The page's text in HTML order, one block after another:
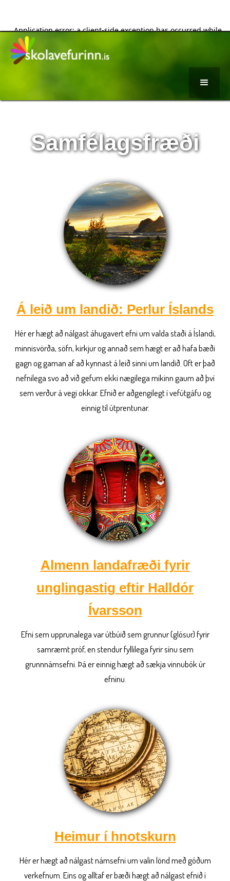
Samfélagsfræði
Á leið um landið: Perlur Íslands
Hér er hægt að nálgast áhugavert efni um valda staði á Íslandi,
minnisvörða, söfn, kirkjur og annað sem hægt er að hafa bæði
gagn og gaman af að kynnast á leið sinni um landið. Oft er það
nefnilega svo að við gefum ekki nægilega mikinn gaum að því
sem verður á vegi okkar. Efnið er aðgengilegt í vefútgáfu og
einnig til útprentunar.
Almenn landafræði fyrir
unglingastig eftir Halldór
Ívarsson
Efni sem upprunalega var útbúið sem grunnur (glósur) fyrir
samræmt próf, en stendur fyllilega fyrir sínu sem
grunnnámsefni. Þá er einnig hægt að sækja vinnubók úr
efninu.
Heimur í hnotskurn
Hér er hægt að nálgast námsefni um valin lönd með góðum
verkefnum. Eins og alltaf er bæði hægt að nálgast efnið í